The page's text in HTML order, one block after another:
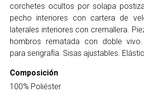
corchetes ocultos por solapa
pecho interiores con cartera de
laterales interiores con cremallera.
hombros rematada con doble
para serigrafía. Sisas ajustables.
Composición
100% Poliéster